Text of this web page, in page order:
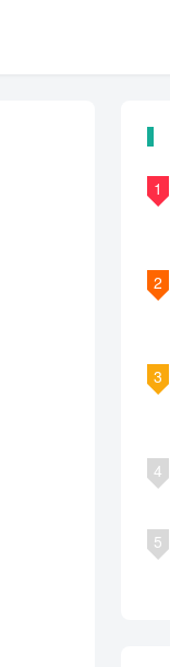
1
2
3
4
5